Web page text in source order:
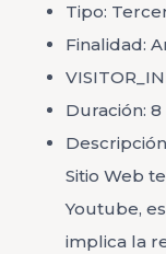
Tipo:
Finalidad:
Duración:
Sitio Web
Youtube,
implica la